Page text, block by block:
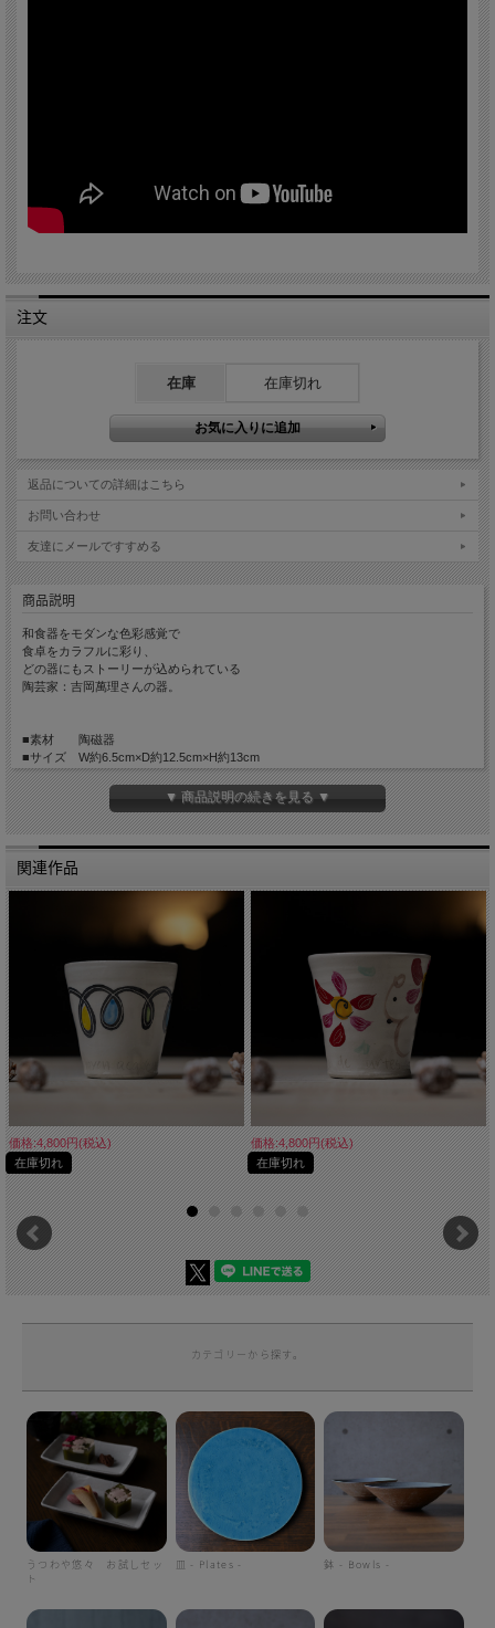
注文
在庫 在庫切れ
返品についての詳細はこちら
お問い合わせ
友達にメールですすめる
商品説明
和食器をモダンな色彩感覚で
食卓をカラフルに彩り、
どの器にもストーリーが込められている
陶芸家：吉岡萬理さんの器。
■素材 陶磁器
■サイズ W約6.5cm×D約12.5cm×H約13cm
■手触り つるっとしています。
■重量 約350g
■生産国 Made in Japan
▼ 商品説明の続きを見る ▼
関連作品
価格:4,800円(税込)
在庫切れ
価格:4,800円(税込)
在庫切れ
カテゴリーから探す。
うつわや悠々 お試しセッ
ト
皿 - Plates - 鉢 - Bowls -